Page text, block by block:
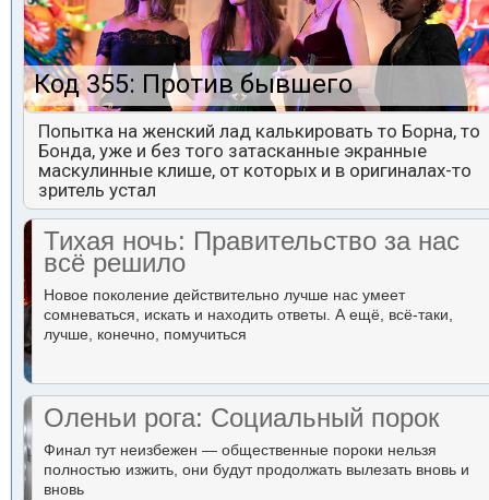
Код 355: Против бывшего
Попытка на женский лад калькировать то Борна, то
Бонда, уже и без того затасканные экранные
маскулинные клише, от которых и в оригиналах-то
зритель устал
Тихая ночь: Правительство за нас
всё решило
Новое поколение действительно лучше нас умеет
сомневаться, искать и находить ответы. А ещё, всё-таки,
лучше, конечно, помучиться
Оленьи рога: Социальный порок
Финал тут неизбежен — общественные пороки нельзя
полностью изжить, они будут продолжать вылезать вновь и
вновь